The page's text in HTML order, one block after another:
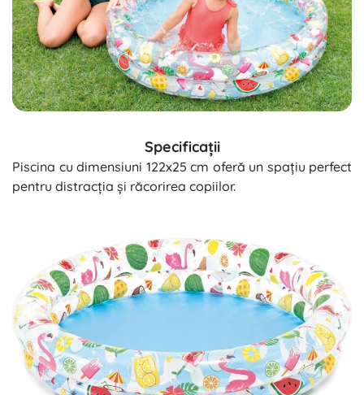
Specificații
Piscina cu dimensiuni 122x25 cm oferă un spațiu perfect
pentru distracția și răcorirea copiilor.